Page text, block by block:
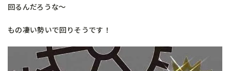
回るんだろうな～
もの凄い勢いで回りそうです！